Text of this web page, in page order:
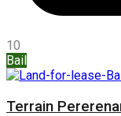
10
Bail
Terrain